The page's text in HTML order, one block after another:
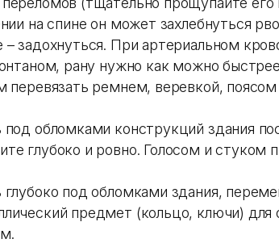
на спине он может захлебнуться
задохнуться. При артериальном
рану нужно как можно
перевязать ремнем, веревкой,
под обломками конструкций здания
глубоко и ровно. Голосом и стуком
глубоко под обломками здания,
предмет (кольцо, ключи) для